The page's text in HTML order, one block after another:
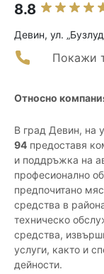
8.8
Девин, ул.
Покажи
Относно
В град Девин, на
94 предоставя
и поддръжка на
професионално
предпочитано
средства в
техническо
средства,
услуги, както и
дейности.